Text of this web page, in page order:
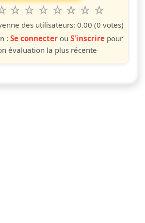
da 1 a 10 étoiles
10
étoiles
9
étoiles
8
étoiles
7
étoiles
6
étoiles
5
étoiles
4
des utilisateurs: 0.00 (0 votes)
: Se connecterou S'inscrirepour
évaluation la plus récente